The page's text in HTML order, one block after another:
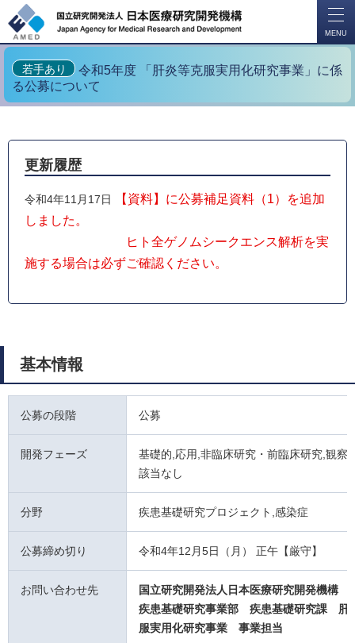
MENU
若手あり
令和5年度 「肝炎等克服実用化研究事業」に係
る公募について
更新履歴
令和4年11月17日
【資料】に公募補足資料（1）を追加
しました。
ヒト全ゲノムシークエンス解析を実
施する場合は必ずご確認ください。
基本情報
公募の段階 公募
開発フェーズ
基礎的,応用,非臨床研究・前臨床研究,観察
該当なし
分野 疾患基礎研究プロジェクト,感染症
公募締め切り 令和4年12月5日（月） 正午【厳守】
お問い合わせ先
国立研究開発法人日本医療研究開発機構
疾患基礎研究事業部 疾患基礎研究課
肝
服実用化研究事業
事業担当